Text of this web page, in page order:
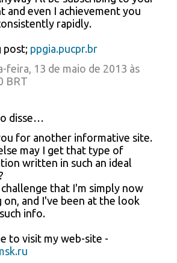
and even I achievement you
rapidly.
post; ppgia.pucpr.br
feira, 13 de maio de 2013 às
BRT
disse…
for another informative site.
may I get that type of
written in such an ideal
challenge that I'm simply now
on, and I've been at the look
info.
to visit my web-site -